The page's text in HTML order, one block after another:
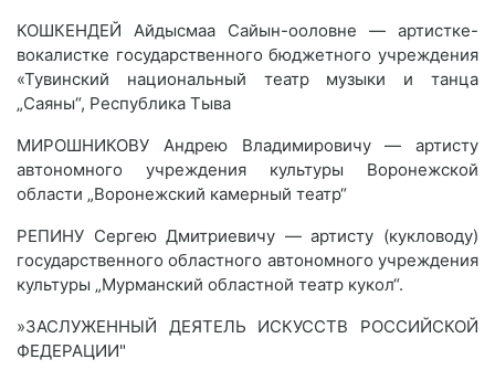
КОШКЕНДЕЙ Айдысмаа Сайын-ооловне — артистке-
вокалистке государственного бюджетного учреждения
«Тувинский национальный театр музыки и танца
„Саяны“, Республика Тыва
МИРОШНИКОВУ Андрею Владимировичу — артисту
автономного учреждения культуры Воронежской
области „Воронежский камерный театр“
РЕПИНУ Сергею Дмитриевичу — артисту (кукловоду)
государственного областного автономного учреждения
культуры „Мурманский областной театр кукол“.
»ЗАСЛУЖЕННЫЙ ДЕЯТЕЛЬ ИСКУССТВ РОССИЙСКОЙ
ФЕДЕРАЦИИ"